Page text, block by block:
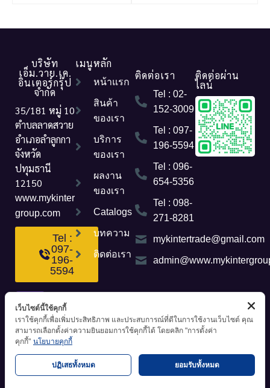
บริษัท
เอ็ม.วาย.เค.
อินเตอร์กรุ๊ป
จำกัด
35/181 หมู่ 10
ตำบลลาดสวาย
อำเภอลำลูกกา
จังหวัด
ปทุมธานี
12150
www.mykinter
group.com
Tel :
097-
196-
5594
เมนูหลัก
หน้าแรก
สินค้า
ของเรา
บริการ
ของเรา
ผลงาน
ของเรา
Catalogs
บทความ
ติดต่อเรา
ติดต่อเรา
Tel : 02-
152-3009
Tel : 097-
196-5594
Tel : 096-
654-5356
Tel : 098-
271-8281
mykintertrade@gmail.com
ติดต่อผ่าน
ไลน์
เว็บไซต์นี้ใช้คุกกี้
เราใช้คุกกี้เพื่อเพิ่มประสิทธิภาพ และประสบการณ์ที่ดีในการใช้งานเว็บไซต์ คุณ
สามารถเลือกตั้งค่าความยินยอมการใช้คุกกี้ได้ โดยคลิก "การตั้งค่า
คุกกี้" นโยบายคุกกี้
ปฏิเสธทั้งหมด ยอมรับทั้งหมด